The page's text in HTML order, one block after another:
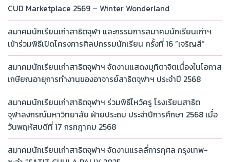
CUD Marketplace 2569 – Winter Wonderland
สมาคมนักเรียนเก่าสาธิตจุฬา และกรรมการสมาคมนักเรียนเก่าฯ
เข้าร่วมพิธีเปิดโครงการศิลปกรรมนักเรียน ครั้งที่ 16 “เจริญสี”
สมาคมนักเรียนเก่าสาธิตจุฬาฯ จัดงานแสดงมุทิตาจิตเนื่องในโอกาส
เกษียณอายุการทำงานของอาจารย์สาธิตจุฬาฯ ประจำปี 2568
สมาคมนักเรียนเก่าสาธิตจุฬาฯ ร่วมพิธีไหว้ครู โรงเรียนสาธิต
จุฬาลงกรณ์มหาวิทยาลัย ฝ่ายประถม ประจำปีการศึกษา 2568 เมื่อ
วันพฤหัสบดีที่ 17 กรกฎาคม 2568
สมาคมนักเรียนเก่าสาธิตจุฬาฯ จัดงานแรลลี่การกุศล กรุงเทพ-